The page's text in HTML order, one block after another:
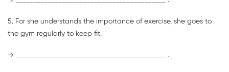
5. For she understands the importance of exercise, she goes to
the gym regularly to keep fit.
→ __________________________________________ .